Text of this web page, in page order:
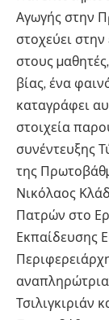
Αγωγής στην
στοχεύει
στους
βίας, ένα
καταγράφει
στοιχεία
συνέντευξης
της
Νικόλαος
Πατρών στο
Εκπαίδευσης
Τσιλιγκιριάν